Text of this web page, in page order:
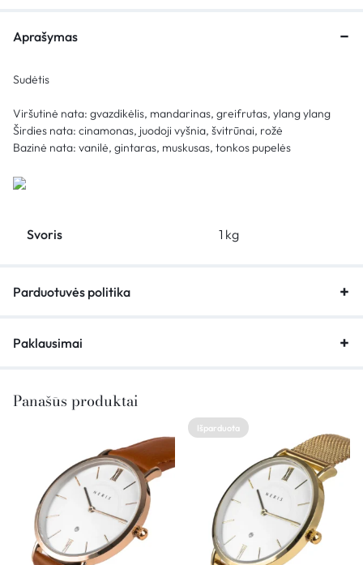
Aprašymas
Sudėtis
Viršutinė nata: gvazdikėlis, mandarinas, greifrutas, ylang ylang
Širdies nata: cinamonas, juodoji vyšnia, švitrūnai, rožė
Bazinė nata: vanilė, gintaras, muskusas, tonkos pupelės
Svoris 1 kg
Parduotuvės politika
Paklausimai
Panašūs produktai
Išparduota